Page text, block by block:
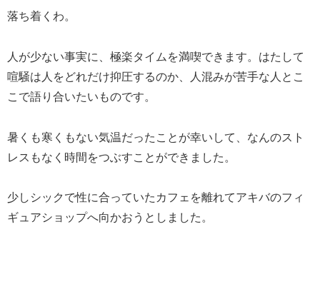
落ち着くわ。
人が少ない事実に、極楽タイムを満喫できます。はたして
喧騒は人をどれだけ抑圧するのか、人混みが苦手な人とこ
こで語り合いたいものです。
暑くも寒くもない気温だったことが幸いして、なんのスト
レスもなく時間をつぶすことができました。
少しシックで性に合っていたカフェを離れてアキバのフィ
ギュアショップへ向かおうとしました。